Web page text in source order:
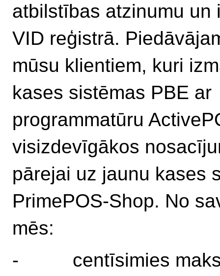
atbilstības atzinumu un
VID reģistrā.
mūsu klientiem, kuri
kases sistēmas PBE ar
programmatūru
visizdevīgākos
pārejai uz jaunu kases
PrimePOS-Shop. No
mēs:
- centīsimies